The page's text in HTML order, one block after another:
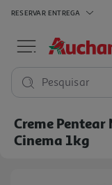
RESERVAR ENTREGA
Pesquisar
Creme Pentear
Cinema 1kg